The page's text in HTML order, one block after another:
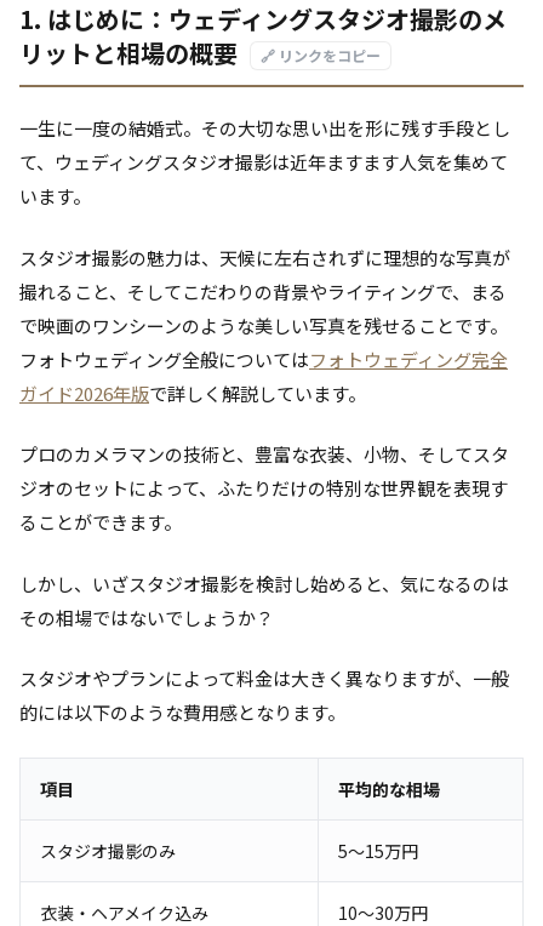
1. はじめに：ウェディングスタジオ撮影のメ
リットと相場の概要
🔗 リンクをコピー
一生に一度の結婚式。その大切な思い出を形に残す手段とし
て、ウェディングスタジオ撮影は近年ますます人気を集めて
います。
スタジオ撮影の魅力は、天候に左右されずに理想的な写真が
撮れること、そしてこだわりの背景やライティングで、まる
で映画のワンシーンのような美しい写真を残せることです。
フォトウェディング全般についてはフォトウェディング完全
ガイド2026年版で詳しく解説しています。
プロのカメラマンの技術と、豊富な衣装、小物、そしてスタ
ジオのセットによって、ふたりだけの特別な世界観を表現す
ることができます。
しかし、いざスタジオ撮影を検討し始めると、気になるのは
その相場ではないでしょうか？
スタジオやプランによって料金は大きく異なりますが、一般
的には以下のような費用感となります。
項目 平均的な相場
スタジオ撮影のみ 5～15万円
衣装・ヘアメイク込み 10～30万円